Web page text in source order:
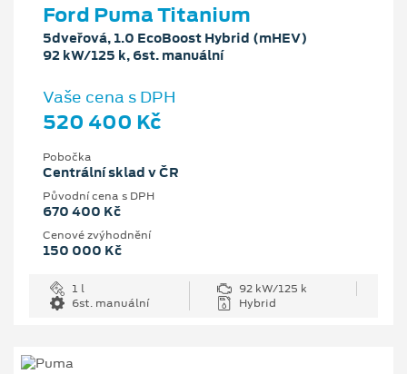
Ford Puma Titanium
5dveřová, 1.0 EcoBoost Hybrid (mHEV)
92 kW/125 k, 6st. manuální
Vaše cena s DPH
520 400 Kč
Pobočka
Centrální sklad v ČR
Původní cena s DPH
670 400 Kč
Cenové zvýhodnění
150 000 Kč
1 l
92 kW/125 k
6st. manuální
Hybrid